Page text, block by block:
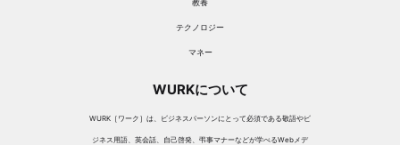
教養
テクノロジー
マネー
WURKについて
WURK［ワーク］は、ビジネスパーソンにとって必須である敬語やビ
ジネス用語、英会話、自己啓発、弔事マナーなどが学べるWebメデ